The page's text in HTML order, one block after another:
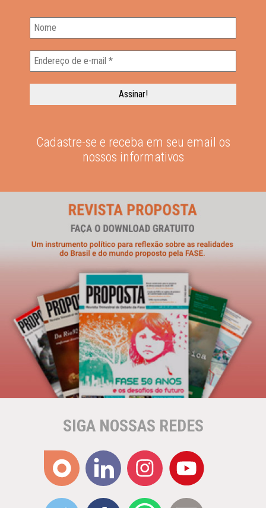
Cadastre-se e receba em seu email os
nossos informativos
SIGA NOSSAS REDES